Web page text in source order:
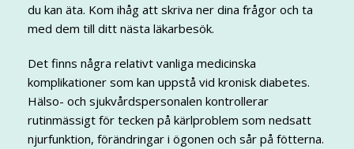
du kan äta. Kom ihåg att skriva ner dina frågor och ta
med dem till ditt nästa läkarbesök.
Det finns några relativt vanliga medicinska
komplikationer som kan uppstå vid kronisk diabetes.
Hälso- och sjukvårdspersonalen kontrollerar
rutinmässigt för tecken på kärlproblem som nedsatt
njurfunktion, förändringar i ögonen och sår på fötterna.